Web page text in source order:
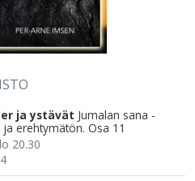
ja ystävät Jumalan sana -
erehtymätön. Osa 11
20.30